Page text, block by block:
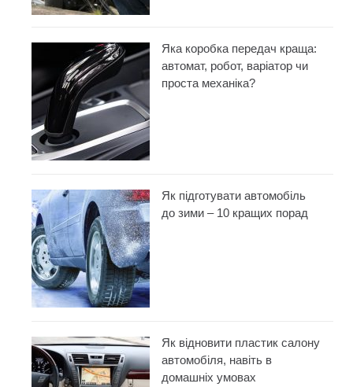
Яка коробка передач краща:
автомат, робот, варіатор чи
проста механіка?
Як підготувати автомобіль
до зими – 10 кращих порад
Як відновити пластик салону
автомобіля, навіть в
домашніх умовах